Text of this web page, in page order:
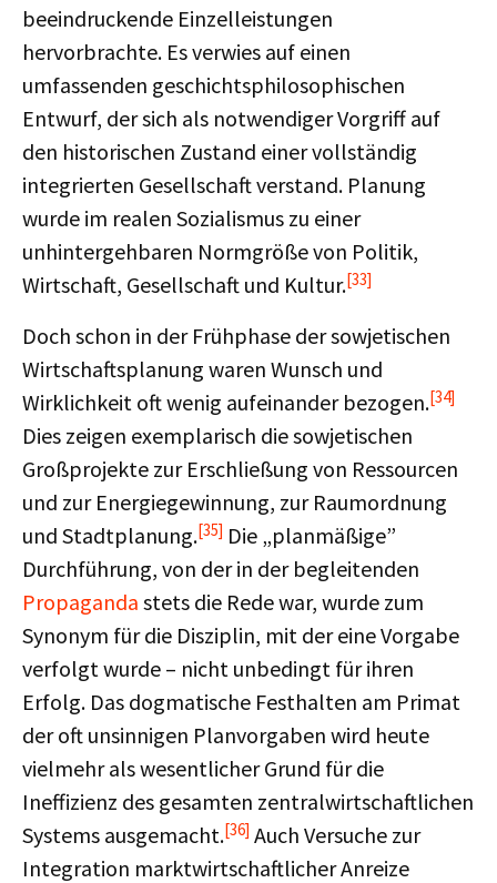
beeindruckende Einzelleistungen
hervorbrachte. Es verwies auf einen
umfassenden geschichtsphilosophischen
Entwurf, der sich als notwendiger Vorgriff auf
den historischen Zustand einer vollständig
integrierten Gesellschaft verstand. Planung
wurde im realen Sozialismus zu einer
unhintergehbaren Normgröße von Politik,
Wirtschaft, Gesellschaft und Kultur.[33]
Doch schon in der Frühphase der sowjetischen
Wirtschaftsplanung waren Wunsch und
Wirklichkeit oft wenig aufeinander bezogen.[34]
Dies zeigen exemplarisch die sowjetischen
Großprojekte zur Erschließung von Ressourcen
und zur Energiegewinnung, zur Raumordnung
und Stadtplanung.[35] Die „planmäßige”
Durchführung, von der in der begleitenden
Propaganda stets die Rede war, wurde zum
Synonym für die Disziplin, mit der eine Vorgabe
verfolgt wurde – nicht unbedingt für ihren
Erfolg. Das dogmatische Festhalten am Primat
der oft unsinnigen Planvorgaben wird heute
vielmehr als wesentlicher Grund für die
Ineffizienz des gesamten zentralwirtschaftlichen
Systems ausgemacht.[36] Auch Versuche zur
Integration marktwirtschaftlicher Anreize